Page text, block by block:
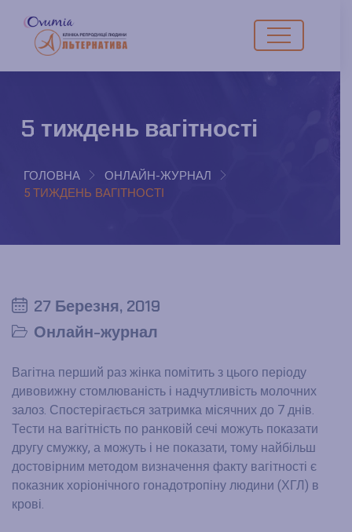
5 тиждень вагітності
ГОЛОВНА
ОНЛАЙН-ЖУРНАЛ
5 ТИЖДЕНЬ ВАГІТНОСТІ
27 Березня, 2019
Онлайн-журнал
Вагітна перший раз жінка помітить з цього періоду
дивовижну стомлюваність і надчутливість молочних
залоз. Спостерігається затримка місячних до 7 днів.
Тести на вагітність по ранковій сечі можуть показати
другу смужку, а можуть і не показати, тому найбільш
достовірним методом визначення факту вагітності є
показник хоріонічного гонадотропіну людини (ХГЛ) в
крові.